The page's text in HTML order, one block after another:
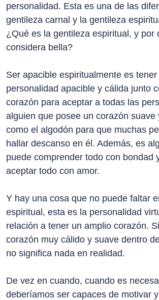
personalidad. Esta es una de las
gentileza carnal y la gentileza
¿Qué es la gentileza espiritual, y por
considera bella?
Ser apacible espiritualmente es tener
personalidad apacible y cálida junto
corazón para aceptar a todas las
alguien que posee un corazón suave
como el algodón para que muchas
hallar descanso en él. Además, es
puede comprender todo con bondad
aceptar todo con amor.
Y hay una cosa que no puede faltar
espiritual, esta es la personalidad
relación a tener un amplio corazón.
corazón muy cálido y suave dentro
no significa nada en realidad.
De vez en cuando, cuando es
deberíamos ser capaces de motivar